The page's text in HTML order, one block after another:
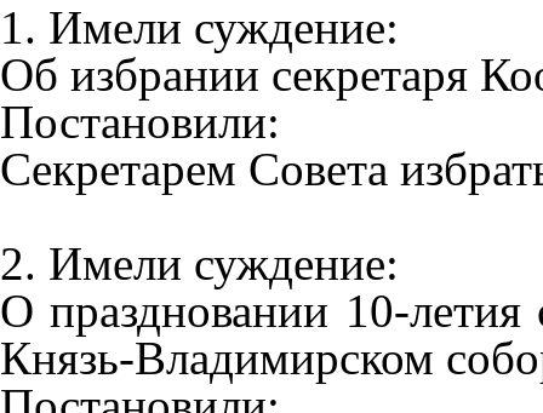
1. Имели суждение:
Об избрании секретаря
Постановили:
Секретарем Совета
2. Имели суждение:
О праздновании 10-
Князь-Владимирском